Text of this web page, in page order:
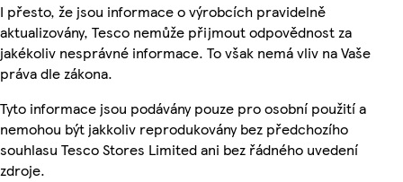
I přesto, že jsou informace o výrobcích pravidelně
aktualizovány, Tesco nemůže přijmout odpovědnost za
jakékoliv nesprávné informace. To však nemá vliv na Vaše
práva dle zákona.
Tyto informace jsou podávány pouze pro osobní použití a
nemohou být jakkoliv reprodukovány bez předchozího
souhlasu Tesco Stores Limited ani bez řádného uvedení
zdroje.